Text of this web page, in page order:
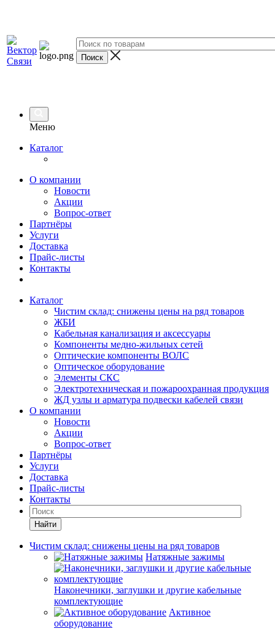
Меню
Каталог
О компании
Новости
Акции
Вопрос-ответ
Партнёры
Услуги
Доставка
Прайс-листы
Контакты
Каталог
Чистим склад: снижены цены на ряд товаров
ЖБИ
Кабельная канализация и аксессуары
Компоненты медно-жильных сетей
Оптические компоненты ВОЛС
Оптическое оборудование
Элементы СКС
Электротехническая и пожароохранная продукция
ЖД узлы и арматура подвески кабелей связи
О компании
Новости
Акции
Вопрос-ответ
Партнёры
Услуги
Доставка
Прайс-листы
Контакты
Найти
Чистим склад: снижены цены на ряд товаров
Натяжные зажимы
Наконечники, заглушки и другие кабельные
комплектующие
Активное
оборудование